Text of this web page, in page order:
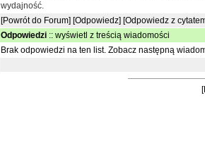
wydajność.
[Powrót do Forum] [Odpowiedz] [Odpowiedz z
Odpowiedzi :: wyświetl z treścią wiadomości
Brak odpowiedzi na ten list. Zobacz następną